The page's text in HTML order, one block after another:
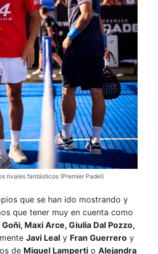
rivales fantásticos (Premier Padel)
que se han ido mostrando y
que tener muy en cuenta como
Maxi Arce, Giulia Dal Pozzo,
Javi Leal y Fran Guerrero y
de Miguel Lamperti o Alejandra